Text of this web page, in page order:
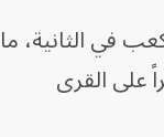
المياه مرشح للارتفاع إلى ما بين 500 و800 متر مكعب في الثانية، ما
على القرى